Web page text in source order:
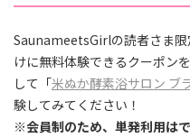
SaunameetsGirlの読者さま限
けに無料体験できるクーポン
して「米ぬか酵素浴サロン ブ
験してみてください！
※会員制のため、単発利用はで